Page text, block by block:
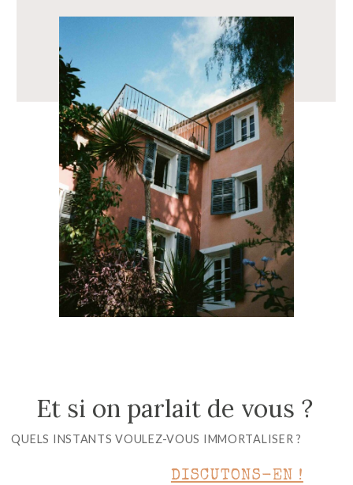
Et si on parlait de vous ?
QUELS INSTANTS VOULEZ-VOUS IMMORTALISER ?
DISCUTONS-EN !